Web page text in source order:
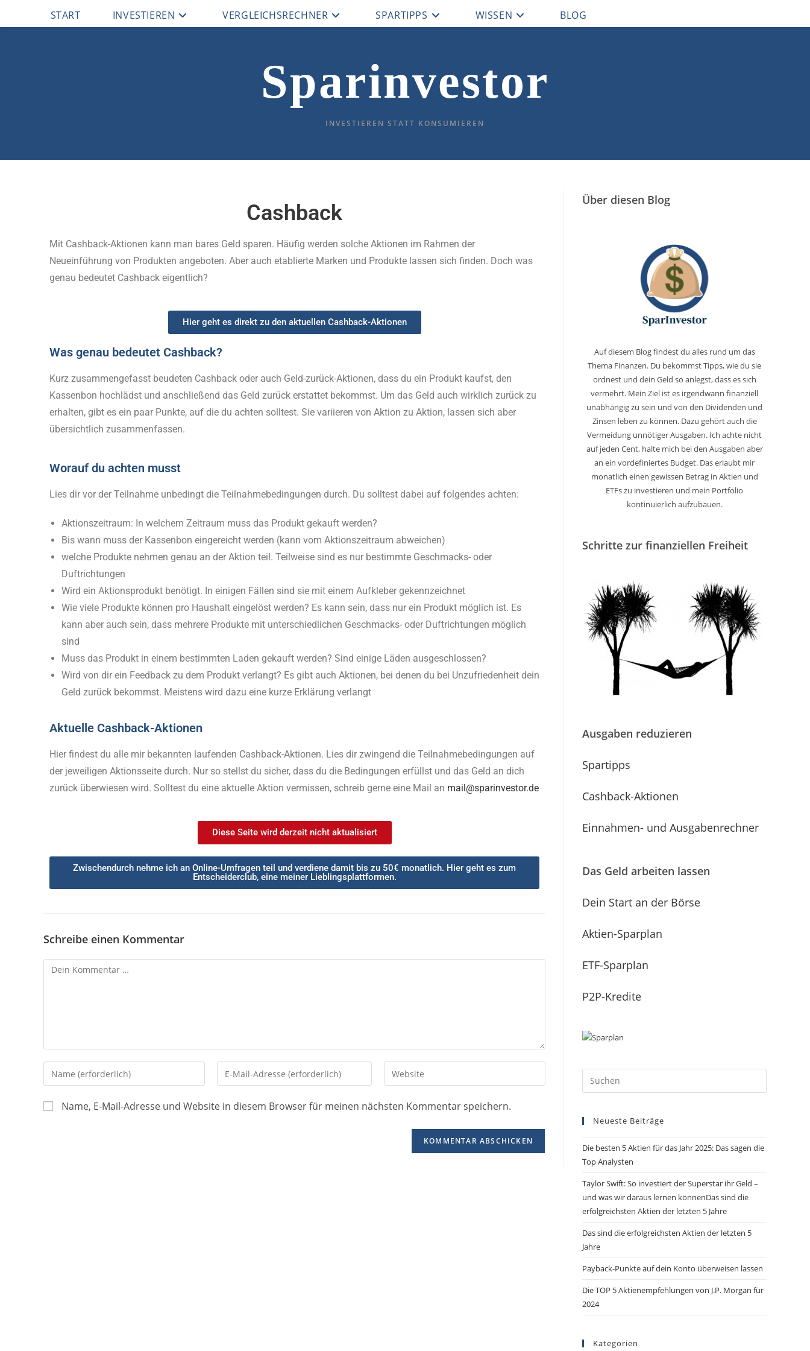
START INVESTIEREN VERGLEICHSRECHNER SPARTIPPS WISSEN BLOG
Sparinvestor
INVESTIEREN STATT KONSUMIEREN
Cashback
Mit Cashback-Aktionen kann man bares Geld sparen. Häufig werden solche Aktionen im Rahmen der
Neueinführung von Produkten angeboten. Aber auch etablierte Marken und Produkte lassen sich finden. Doch was
genau bedeutet Cashback eigentlich?
Hier geht es direkt zu den aktuellen Cashback-Aktionen
Was genau bedeutet Cashback?
Kurz zusammengefasst beudeten Cashback oder auch Geld-zurück-Aktionen, dass du ein Produkt kaufst, den
Kassenbon hochlädst und anschließend das Geld zurück erstattet bekommst. Um das Geld auch wirklich zurück zu
erhalten, gibt es ein paar Punkte, auf die du achten solltest. Sie variieren von Aktion zu Aktion, lassen sich aber
übersichtlich zusammenfassen.
Worauf du achten musst
Lies dir vor der Teilnahme unbedingt die Teilnahmebedingungen durch. Du solltest dabei auf folgendes achten:
Aktionszeitraum: In welchem Zeitraum muss das Produkt gekauft werden?
Bis wann muss der Kassenbon eingereicht werden (kann vom Aktionszeitraum abweichen)
welche Produkte nehmen genau an der Aktion teil. Teilweise sind es nur bestimmte Geschmacks- oder
Duftrichtungen
Wird ein Aktionsprodukt benötigt. In einigen Fällen sind sie mit einem Aufkleber gekennzeichnet
Wie viele Produkte können pro Haushalt eingelöst werden? Es kann sein, dass nur ein Produkt möglich ist. Es
kann aber auch sein, dass mehrere Produkte mit unterschiedlichen Geschmacks- oder Duftrichtungen möglich
sind
Muss das Produkt in einem bestimmten Laden gekauft werden? Sind einige Läden ausgeschlossen?
Wird von dir ein Feedback zu dem Produkt verlangt? Es gibt auch Aktionen, bei denen du bei Unzufriedenheit dein
Geld zurück bekommst. Meistens wird dazu eine kurze Erklärung verlangt
Aktuelle Cashback-Aktionen
Hier findest du alle mir bekannten laufenden Cashback-Aktionen. Lies dir zwingend die Teilnahmebedingungen auf
der jeweiligen Aktionsseite durch. Nur so stellst du sicher, dass du die Bedingungen erfüllst und das Geld an dich
zurück überwiesen wird. Solltest du eine aktuelle Aktion vermissen, schreib gerne eine Mail an mail@sparinvestor.de
Diese Seite wird derzeit nicht aktualisiert
Zwischendurch nehme ich an Online-Umfragen teil und verdiene damit bis zu 50€ monatlich. Hier geht es zum
Entscheiderclub, eine meiner Lieblingsplattformen.
Schreibe einen Kommentar
Name, E-Mail-Adresse und Website in diesem Browser für meinen nächsten Kommentar speichern.
Über diesen Blog
Auf diesem Blog findest du alles rund um das
Thema Finanzen. Du bekommst Tipps, wie du sie
ordnest und dein Geld so anlegst, dass es sich
vermehrt. Mein Ziel ist es irgendwann finanziell
unabhängig zu sein und von den Dividenden und
Zinsen leben zu können. Dazu gehört auch die
Vermeidung unnötiger Ausgaben. Ich achte nicht
auf jeden Cent, halte mich bei den Ausgaben aber
an ein vordefiniertes Budget. Das erlaubt mir
monatlich einen gewissen Betrag in Aktien und
ETFs zu investieren und mein Portfolio
kontinuierlich aufzubauen.
Schritte zur finanziellen Freiheit
Ausgaben reduzieren
Spartipps
Cashback-Aktionen
Einnahmen- und Ausgabenrechner
Das Geld arbeiten lassen
Dein Start an der Börse
Aktien-Sparplan
ETF-Sparplan
P2P-Kredite
Neueste Beiträge
Die besten 5 Aktien für das Jahr 2025: Das sagen die
Top Analysten
Taylor Swift: So investiert der Superstar ihr Geld –
und was wir daraus lernen könnenDas sind die
erfolgreichsten Aktien der letzten 5 Jahre
Das sind die erfolgreichsten Aktien der letzten 5
Jahre
Payback-Punkte auf dein Konto überweisen lassen
Die TOP 5 Aktienempfehlungen von J.P. Morgan für
2024
Kategorien